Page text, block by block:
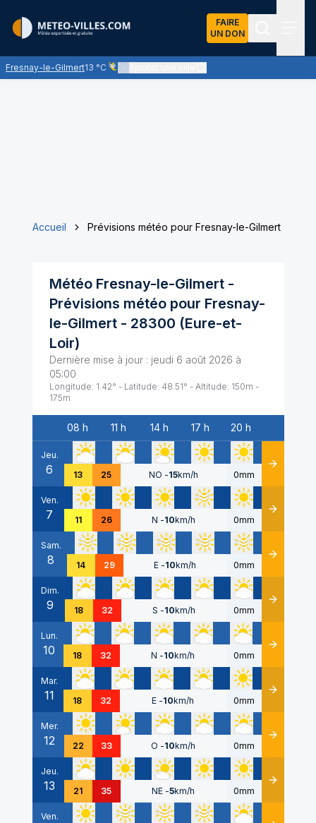
FAIRE
UN DON
Fresnay-le-Gilmert13 °C
Ciel voilé par des nuages d'altitude, ternissant
Accueil Prévisions météo pour Fresnay-le-Gilmert
Météo Fresnay-le-Gilmert-
Prévisions météo pour Fresnay-
le-Gilmert- 28300 (Eure-et-
Loir)
Dernière mise à jour : jeudi 6 août 2026 à
05:00
Longitude: 1.42° - Latitude: 48.51° - Altitude: 150m -
175m
Date
08 h 11 h 14 h 17 h 20 h
Jeu.
6 13 25 NO -15km/h 0mm Détails
Ven.
7 11 26 N -10km/h 0mm Détails
Sam.
8 14 29 E -10km/h 0mm Détails
Dim.
9 18 32 S -10km/h 0mm Détails
Lun.
10 18 32 N -10km/h 0mm Détails
Mar.
11 18 32 E -10km/h 0mm Détails
Mer.
12 22 33 O -10km/h 0mm Détails
Jeu.
13 21 35 NE -5km/h 0mm Détails
Ven.